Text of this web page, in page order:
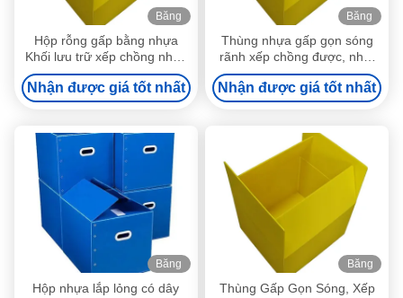
Băng
hình
Hộp rỗng gấp bằng nhựa
Khối lưu trữ xếp chồng nhau
PP Khối chứa nhựa lăn
Nhận được giá tốt nhất
Băng
hình
Thùng nhựa gấp gọn sóng
rãnh xếp chồng được, nhẹ,
bằng nhựa rỗng, thân thiện
với môi trường
Nhận được giá tốt nhất
Băng
hình
Hộp nhựa lắp lỏng có dây
Băng
hình
Thùng Gấp Gọn Sóng, Xếp